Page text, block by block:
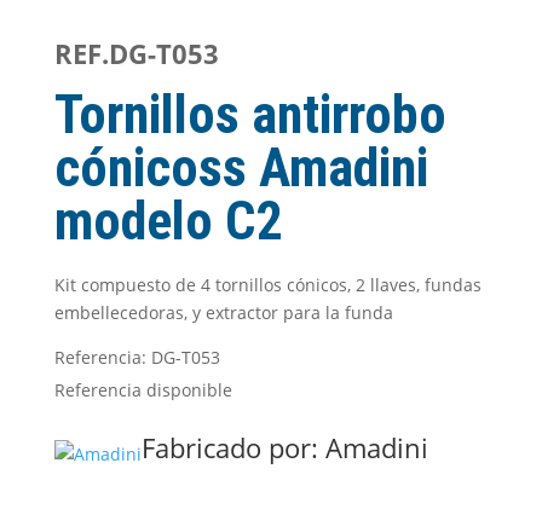
REF.DG-T053
Tornillos antirrobo
cónicoss Amadini
modelo C2
Kit compuesto de 4 tornillos cónicos, 2 llaves, fundas
embellecedoras, y extractor para la funda
Referencia: DG-T053
Referencia disponible
Fabricado por: Amadini